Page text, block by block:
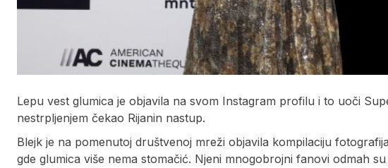
Lepu vest glumica je objavila na svom Instagram profilu i to uoči
nestrpljenjem čekao Rijanin nastup.
Blejk je na pomenutoj društvenoj mreži objavila kompilaciju
gde glumica više nema stomačić. Njeni mnogobrojni fanovi odmah